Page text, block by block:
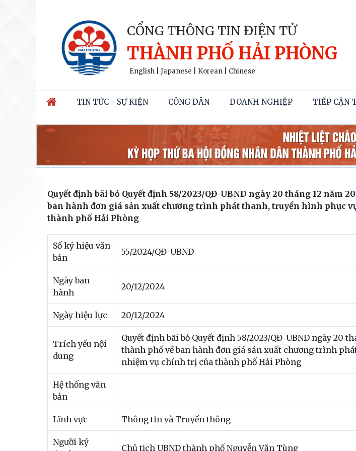
CỔNG THÔNG TIN ĐIỆN TỬ
THÀNH PHỐ HẢI PHÒNG
English Japanese Korean Chinese
TIN TỨC - SỰ KIỆN CÔNG DÂN DOANH NGHIỆP TIẾP CẬN
Quyết định bãi bỏ Quyết định 58/2023/QĐ-UBND ngày 20 tháng 12 năm
ban hành đơn giá sản xuất chương trình phát thanh, truyền hình phục
thành phố Hải Phòng
Số ký hiệu văn
bản
55/2024/QĐ-UBND
Ngày ban
hành
20/12/2024
Ngày hiệu lực 20/12/2024
Trích yếu nội
dung
Quyết định bãi bỏ Quyết định 58/2023/QĐ-UBND ngày 20
thành phố về ban hành đơn giá sản xuất chương trình
nhiệm vụ chính trị của thành phố Hải Phòng
Hệ thống văn
bản
Lĩnh vực Thông tin và Truyền thông
Người ký
Chủ tịch UBND thành phố Nguyễn Văn Tùng